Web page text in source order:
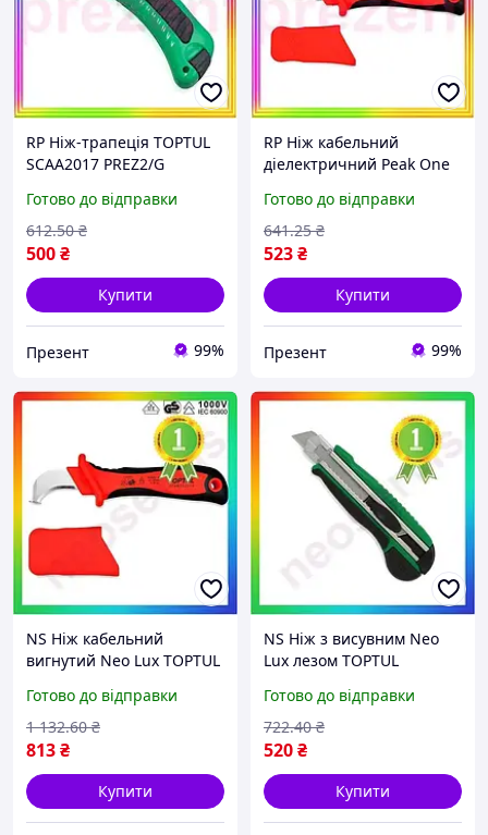
RP Ніж-трапеція TOPTUL
SCAA2017 PREZ2/G
Готово до відправки
500₴
612.50 ₴
Купити
Презент 99%
RP Ніж кабельний
діелектричний Peak One
SFAA5020V4 PREZ2/G
Готово до відправки
523₴
641.25 ₴
Купити
Презент 99%
NS Ніж кабельний
вигнутий Neo Lux TOPTUL
25Neo-ss
Готово до відправки
813₴
1 132.60 ₴
Купити
NS Ніж з висувним Neo
Lux лезом TOPTUL
Готово до відправки
520₴
722.40 ₴
Купити